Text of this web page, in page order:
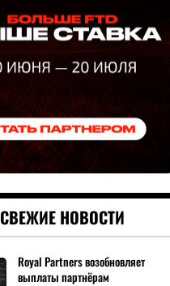
СВЕЖИЕ НОВОСТИ
Royal Partners возобновляет
выплаты партнёрам